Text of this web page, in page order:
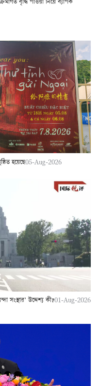
বৃদ্ধি পাওয়া নিয়ে ব্যাপক
হয়েছে05-Aug-2026
সংস্থার’ উদ্দেশ্য কী?01-Aug-2026